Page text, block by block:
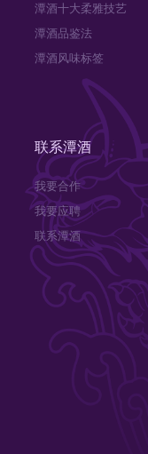
潭酒十大柔雅技艺
潭酒品鉴法
潭酒风味标签
联系潭酒
我要合作
我要应聘
联系潭酒